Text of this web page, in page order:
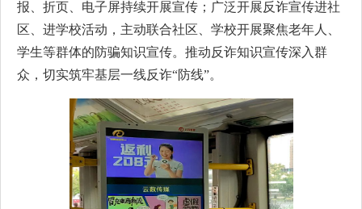
报、折页、电子屏持续开展宣传；广泛开展反诈宣传进社
区、进学校活动，主动联合社区、学校开展聚焦老年人、
学生等群体的防骗知识宣传。推动反诈知识宣传深入群
众，切实筑牢基层一线反诈“防线”。